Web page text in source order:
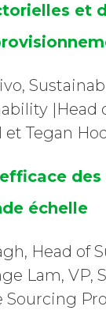
et
|Head
Tegan
des
échelle
Head of
Lam, VP,